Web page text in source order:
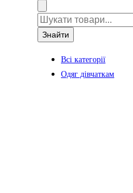
Знайти
Всі категорії
Одяг дівчаткам